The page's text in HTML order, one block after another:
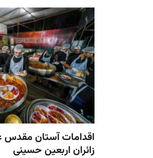
اقدامات آستان مقدس
زائران اربعین حسینی